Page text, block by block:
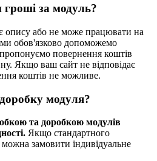
за модуль?
опису або не може працювати на
ми обов'язково допоможемо
повернення коштів
Якщо ваш сайт не відповідає
коштів не можливе.
модуля?
та доробкою модулів
Якщо стандартного
замовити індивідуальне